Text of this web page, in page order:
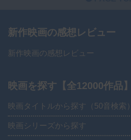
新作映画の感想レビュー
新作映画の感想レビュー
映画を探す【全12000作品】
映画タイトルから探す（50音検索）
映画シリーズから探す